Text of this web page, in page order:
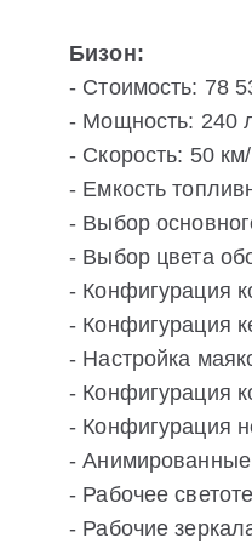
Бизон:
- Стоимость: 78
- Мощность: 240
- Скорость: 50
- Емкость
- Выбор
- Выбор цвета
- Конфигурация
- Конфигурация
- Настройка
- Конфигурация
- Конфигурация
-
- Рабочее
- Рабочие